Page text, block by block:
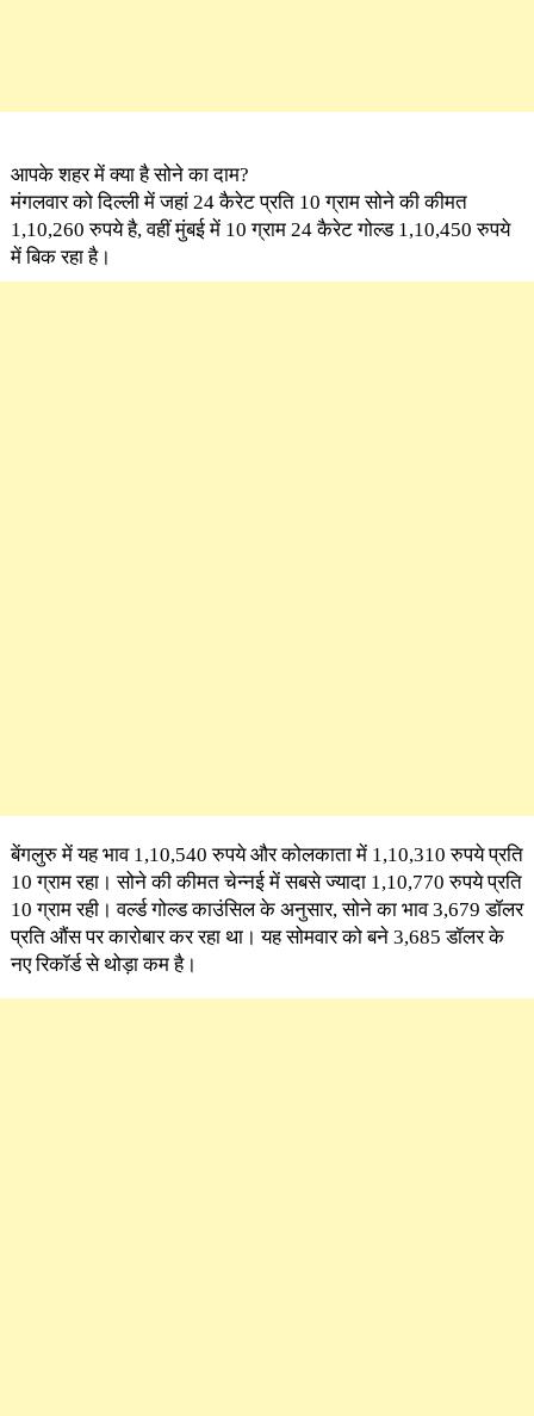
आपके शहर में क्या है सोने का दाम?
मंगलवार को दिल्ली में जहां 24 कैरेट प्रति 10 ग्राम सोने की कीमत
1,10,260 रुपये है, वहीं मुंबई में 10 ग्राम 24 कैरेट गोल्ड 1,10,450 रुपये
में बिक रहा है।
बेंगलुरु में यह भाव 1,10,540 रुपये और कोलकाता में 1,10,310 रुपये प्रति
10 ग्राम रहा। सोने की कीमत चेन्नई में सबसे ज्यादा 1,10,770 रुपये प्रति
10 ग्राम रही। वर्ल्ड गोल्ड काउंसिल के अनुसार, सोने का भाव 3,679 डॉलर
प्रति औंस पर कारोबार कर रहा था। यह सोमवार को बने 3,685 डॉलर के
नए रिकॉर्ड से थोड़ा कम है।